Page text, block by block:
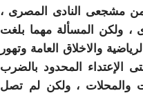
مشجعى النادى المصرى ،
، ولكن المسألة مهما بلغت
والاخلاق العامة وتهور
الإعتداء المحدود بالضرب
والمحلات ، ولكن لم تصل